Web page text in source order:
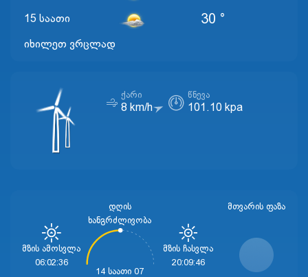
15 საათი 30 °
იხილეთ ვრცლად
ᲥᲐᲠᲘ
8 km/h
ᲬᲜᲔᲕᲐ
101.10 kpa
06:02:36
Მზის Ამოსვლა
დღის
ხანგრძლივობა
14 საათი 07
20:09:46
Მზის Ჩასვლა
ᲛᲗᲕᲐᲠᲘᲡ ᲤᲐᲖᲐ